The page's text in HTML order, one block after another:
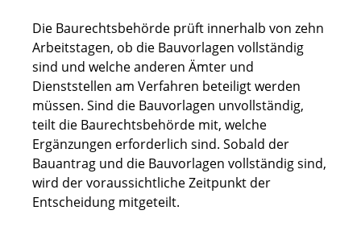
Die Baurechtsbehörde prüft innerhalb von zehn
Arbeitstagen, ob die Bauvorlagen vollständig
sind und welche anderen Ämter und
Dienststellen am Verfahren beteiligt werden
müssen. Sind die Bauvorlagen unvollständig,
teilt die Baurechtsbehörde mit, welche
Ergänzungen erforderlich sind. Sobald der
Bauantrag und die Bauvorlagen vollständig sind,
wird der voraussichtliche Zeitpunkt der
Entscheidung mitgeteilt.